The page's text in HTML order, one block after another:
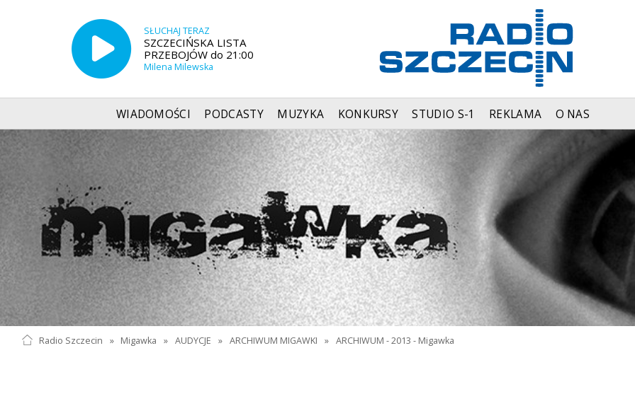
SŁUCHAJ TERAZ
SZCZECIŃSKA LISTA
PRZEBOJÓW do 21:00
Milena Milewska
WIADOMOŚCI PODCASTY MUZYKA KONKURSY STUDIO S-1 REKLAMA O NAS
Radio Szczecin » Migawka » AUDYCJE » ARCHIWUM MIGAWKI » ARCHIWUM - 2013 - Migawka